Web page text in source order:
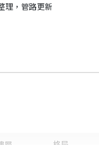
理，管路更新